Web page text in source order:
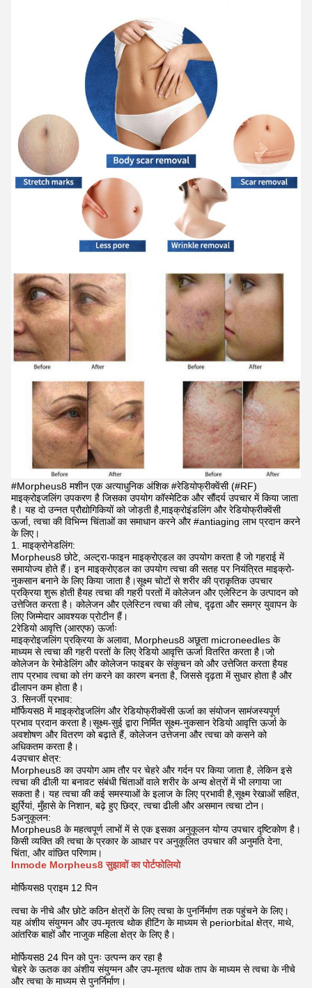
#Morpheus8 मशीन एक अत्याधुनिक अंशिक #रेडियोफ्रीक्वेंसी (#RF)
माइक्रोइजलिंग उपकरण है जिसका उपयोग कॉस्मेटिक और सौंदर्य उपचार में किया जाता
है। यह दो उन्नत प्रौद्योगिकियों को जोड़ती है,माइक्रोइंडलिंग और रेडियोफ्रीक्वेंसी
ऊर्जा, त्वचा की विभिन्न चिंताओं का समाधान करने और #antiaging लाभ प्रदान करने
के लिए।
1. माइक्रोनेडलिंग:
Morpheus8 छोटे, अल्ट्रा-फाइन माइक्रोएडल का उपयोग करता है जो गहराई में
समायोज्य होते हैं। इन माइक्रोएडल का उपयोग त्वचा की सतह पर नियंत्रित माइक्रो-
नुकसान बनाने के लिए किया जाता है।सूक्ष्म चोटों से शरीर की प्राकृतिक उपचार
प्रक्रिया शुरू होती हैयह त्वचा की गहरी परतों में कोलेजन और एलेस्टिन के उत्पादन को
उत्तेजित करता है। कोलेजन और एलेस्टिन त्वचा की लोच, दृढ़ता और समग्र युवापन के
लिए जिम्मेदार आवश्यक प्रोटीन हैं।
2रेडियो आवृत्ति (आरएफ) ऊर्जाः
माइक्रोइजलिंग प्रक्रिया के अलावा, Morpheus8 अछूता microneedles के
माध्यम से त्वचा की गहरी परतों के लिए रेडियो आवृत्ति ऊर्जा वितरित करता है।जो
कोलेजन के रेमोडेलिंग और कोलेजन फाइबर के संकुचन को और उत्तेजित करता हैयह
ताप प्रभाव त्वचा को तंग करने का कारण बनता है, जिससे दृढ़ता में सुधार होता है और
ढीलापन कम होता है।
3. सिनर्जी प्रभाव:
मॉर्फियस8 में माइक्रोइजलिंग और रेडियोफ्रीक्वेंसी ऊर्जा का संयोजन सामंजस्यपूर्ण
प्रभाव प्रदान करता है।सूक्ष्म-सुई द्वारा निर्मित सूक्ष्म-नुकसान रेडियो आवृत्ति ऊर्जा के
अवशोषण और वितरण को बढ़ाते हैं, कोलेजन उत्तेजना और त्वचा को कसने को
अधिकतम करता है।
4उपचार क्षेत्र:
Morpheus8 का उपयोग आम तौर पर चेहरे और गर्दन पर किया जाता है, लेकिन इसे
त्वचा की ढीली या बनावट संबंधी चिंताओं वाले शरीर के अन्य क्षेत्रों में भी लगाया जा
सकता है। यह त्वचा की कई समस्याओं के इलाज के लिए प्रभावी है,सूक्ष्म रेखाओं सहित,
झुर्रियां, मुँहासे के निशान, बढ़े हुए छिद्र, त्वचा ढीली और असमान त्वचा टोन।
5अनुकूलन:
Morpheus8 के महत्वपूर्ण लाभों में से एक इसका अनुकूलन योग्य उपचार दृष्टिकोण है।
किसी व्यक्ति की त्वचा के प्रकार के आधार पर अनुकूलित उपचार की अनुमति देना,
चिंता, और वांछित परिणाम।
Inmode Morpheus8 सुझावों का पोर्टफोलियो
मोर्फियस8 प्राइम 12 पिन
त्वचा के नीचे और छोटे कठिन क्षेत्रों के लिए त्वचा के पुनर्निर्माण तक पहुंचने के लिए।
यह अंशीय संयुग्मन और उप-मृतत्व थोक हीटिंग के माध्यम से periorbital क्षेत्र, माथे,
आंतरिक बाहों और नाजुक महिला क्षेत्र के लिए है।
मोर्फियस8 24 पिन को पुनः उत्पन्न कर रहा है
चेहरे के ऊतक का अंशीय संयुग्मन और उप-मृतत्व थोक ताप के माध्यम से त्वचा के नीचे
और त्वचा के माध्यम से पुनर्निर्माण।